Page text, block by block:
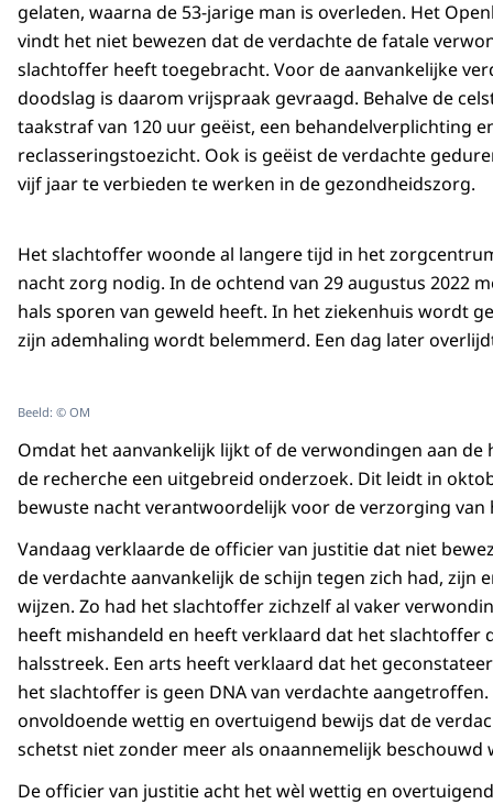
gelaten, waarna de 53-jarige man is overleden. Het
vindt het niet bewezen dat de verdachte de fatale
slachtoffer heeft toegebracht. Voor de aanvankelijke
doodslag is daarom vrijspraak gevraagd. Behalve de
taakstraf van 120 uur geëist, een behandelverplichting
reclasseringstoezicht. Ook is geëist de verdachte
vijf jaar te verbieden te werken in de gezondheidszorg.
Het slachtoffer woonde al langere tijd in het
nacht zorg nodig. In de ochtend van 29 augustus 2022
hals sporen van geweld heeft. In het ziekenhuis wordt
zijn ademhaling wordt belemmerd. Een dag later
Beeld: © OM
Omdat het aanvankelijk lijkt of de verwondingen aan
de recherche een uitgebreid onderzoek. Dit leidt in
bewuste nacht verantwoordelijk voor de verzorging van
Vandaag verklaarde de officier van justitie dat niet
de verdachte aanvankelijk de schijn tegen zich had,
wijzen. Zo had het slachtoffer zichzelf al vaker
heeft mishandeld en heeft verklaard dat het slachtoffer
halsstreek. Een arts heeft verklaard dat het
het slachtoffer is geen DNA van verdachte
onvoldoende wettig en overtuigend bewijs dat de
schetst niet zonder meer als onaannemelijk beschouwd
De officier van justitie acht het wèl wettig en